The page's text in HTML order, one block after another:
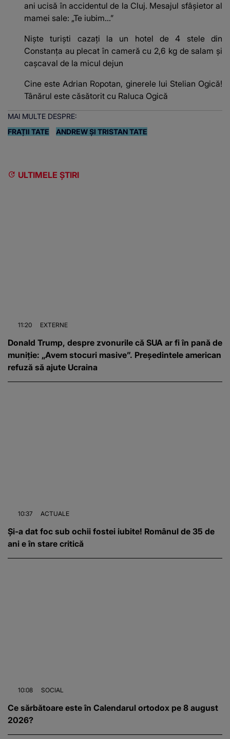
ani ucisă în accidentul de la Cluj. Mesajul sfâșietor al
mamei sale: „Te iubim…”
Niște turiști cazați la un hotel de 4 stele din
Constanța au plecat în cameră cu 2,6 kg de salam și
cașcaval de la micul dejun
Cine este Adrian Ropotan, ginerele lui Stelian Ogică!
Tânărul este căsătorit cu Raluca Ogică
MAI MULTE DESPRE:
FRAȚII TATE
ANDREW ȘI TRISTAN TATE
ULTIMELE ȘTIRI
11:20 EXTERNE
Donald Trump, despre zvonurile că SUA ar fi în pană de
muniție: „Avem stocuri masive”. Președintele american
refuză să ajute Ucraina
10:37 ACTUALE
Și-a dat foc sub ochii fostei iubite! Românul de 35 de
ani e în stare critică
10:08 SOCIAL
Ce sărbătoare este în Calendarul ortodox pe 8 august
2026?